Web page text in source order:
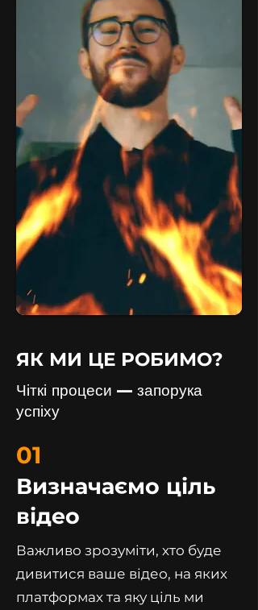
ЯК МИ ЦЕ РОБИМО?
Чіткі процеси — запорука
успіху
01
Визначаємо ціль
відео
Важливо зрозуміти, хто буде
дивитися ваше відео, на яких
платформах та яку ціль ми